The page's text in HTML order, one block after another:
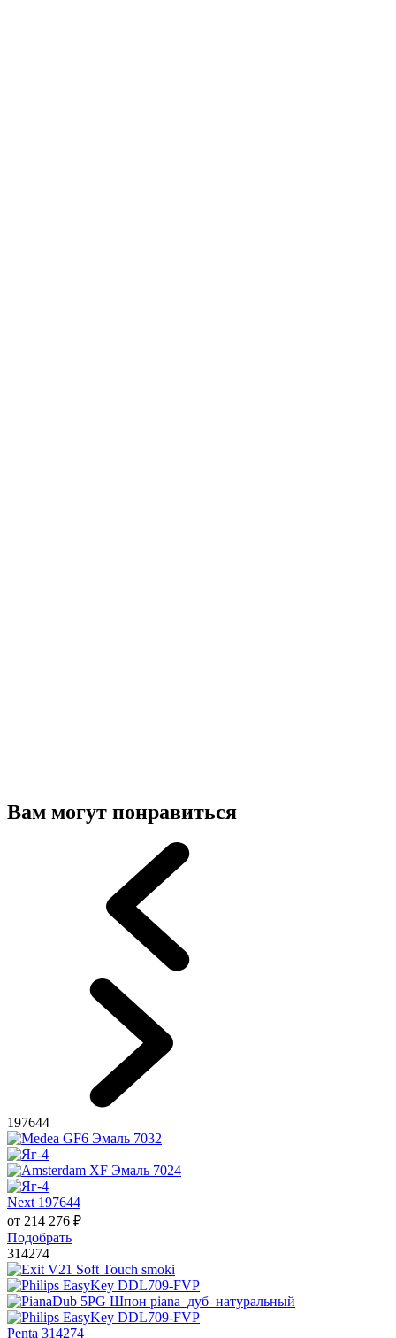
Вам могут понравиться
197644
Next 197644
от 214 276 ₽
Подобрать
314274
Penta 314274